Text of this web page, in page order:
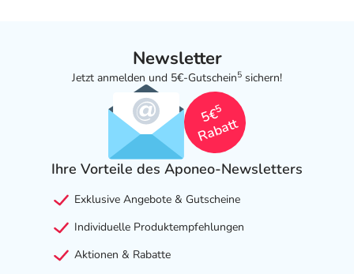
Newsletter
Jetzt anmelden und 5€-Gutschein5 sichern!
5€
5
Rabatt
Ihre Vorteile des Aponeo-Newsletters
Exklusive Angebote & Gutscheine
Individuelle Produktempfehlungen
Aktionen & Rabatte